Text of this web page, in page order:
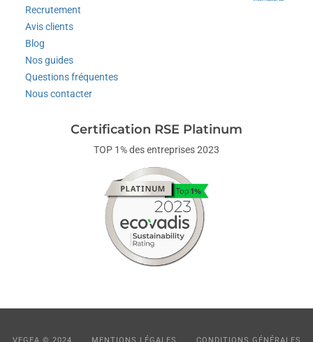
Recrutement
Avis clients
Blog
Nos guides
Questions fréquentes
Nous contacter
Certification RSE Platinum
TOP 1% des entreprises 2023
VEGEA © 2024 MENTIONS LÉGALES CONDITIONS GÉNÉRALES